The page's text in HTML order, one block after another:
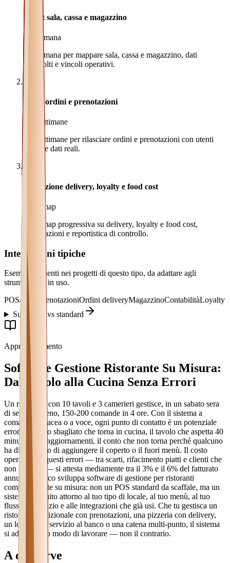
Audit sala, cassa e magazzino
1 settimana
1 settimana per mappare sala, cassa e magazzino, dati
coinvolti e vincoli operativi.
MVP ordini e prenotazioni
4-6 settimane
4-6 settimane per rilasciare ordini e prenotazioni con utenti
pilota e dati reali.
Evoluzione delivery, loyalty e food cost
Roadmap
Roadmap progressiva su delivery, loyalty e food cost,
automazioni e reportistica di controllo.
Integrazioni tipiche
Esempi frequenti nei progetti di questo tipo, da adattare agli
strumenti già in uso.
POS/cassa
PrenotazioniOrdini deliveryMagazzinoContabilitàLoyalty
Su misura vs standard
Approfondimento
Software Gestione Ristorante Su Misura:
Dal Tavolo alla Cucina Senza Errori
Un ristorante con 10 tavoli e 3 camerieri gestisce, in un sabato sera
di servizio pieno, 150-200 comande in 4 ore. Con il sistema a
comanda cartacea o a voce, ogni punto di contatto è un potenziale
errore: il piatto sbagliato che torna in cucina, il tavolo che aspetta 40
minuti senza aggiornamenti, il conto che non torna perché qualcuno
ha dimenticato di aggiungere il coperto o il fuori menù. Il costo
operativo di questi errori — tra scarti, rifacimento piatti e clienti che
non tornano — si attesta mediamente tra il 3% e il 6% del fatturato
annuo. Graffico sviluppa software di gestione per ristoranti
completamente su misura: non un POS standard da scaffale, ma un
sistema costruito attorno al tuo tipo di locale, al tuo menù, al tuo
flusso di servizio e alle integrazioni che già usi. Che tu gestisca un
ristorante tradizionale con prenotazioni, una pizzeria con delivery,
un locale con servizio al banco o una catena multi-punto, il sistema
si adatta al tuo modo di lavorare — non il contrario.
A chi serve